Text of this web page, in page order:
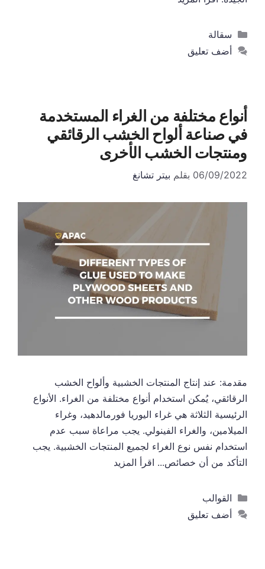
التصنيفات
سقالة
أضف تعليق
أنواع مختلفة من الغراء المستخدمة
في صناعة ألواح الخشب الرقائقي
ومنتجات الخشب الأخرى
06/09/2022 بقلم بيتر تشانغ
مقدمة: عند إنتاج المنتجات الخشبية وألواح الخشب
الرقائقي، يُمكن استخدام أنواع مختلفة من الغراء. الأنواع
الرئيسية الثلاثة هي غراء اليوريا فورمالدهيد، وغراء
الميلامين، والغراء الفينولي. يجب مراعاة سبب عدم
استخدام نفس نوع الغراء لجميع المنتجات الخشبية. يجب
التأكد من أن خصائص... اقرأ المزيد
التصنيفات
القوالب
أضف تعليق